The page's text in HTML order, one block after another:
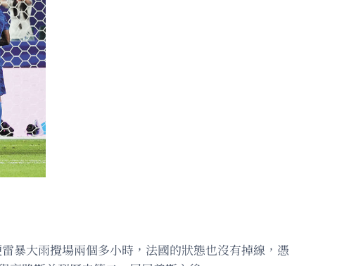
暴大雨攪場兩個多小時，法國的狀態也沒有掉線，憑